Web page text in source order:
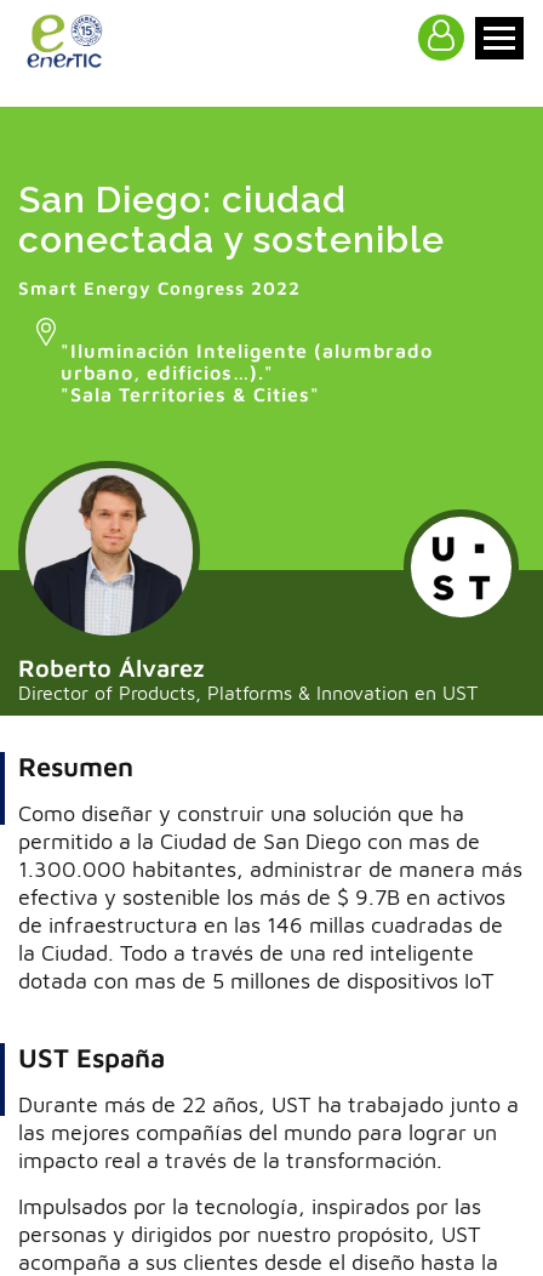
San Diego: ciudad
conectada y sostenible
Smart Energy Congress 2022
"Iluminación Inteligente (alumbrado
urbano, edificios…)."
"Sala Territories & Cities"
Roberto Álvarez
Director of Products, Platforms & Innovation en UST
Resumen
Como diseñar y construir una solución que ha
permitido a la Ciudad de San Diego con mas de
1.300.000 habitantes, administrar de manera más
efectiva y sostenible los más de $ 9.7B en activos
de infraestructura en las 146 millas cuadradas de
la Ciudad. Todo a través de una red inteligente
dotada con mas de 5 millones de dispositivos IoT
UST España
Durante más de 22 años, UST ha trabajado junto a
las mejores compañías del mundo para lograr un
impacto real a través de la transformación.
Impulsados por la tecnología, inspirados por las
personas y dirigidos por nuestro propósito, UST
acompaña a sus clientes desde el diseño hasta la